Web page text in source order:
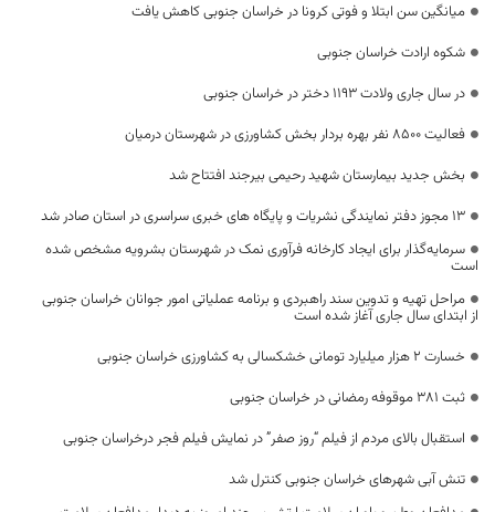
میانگین سن ابتلا و فوتی کرونا در خراسان جنوبی کاهش یافت
شکوه ارادت خراسان جنوبی
در سال جاری ولادت ۱۱۹۳ دختر در خراسان جنوبی
فعالیت 8500 نفر بهره بردار بخش کشاورزی در شهرستان درمیان
بخش جدید بیمارستان شهید رحیمی بیرجند افتتاح شد
13 مجوز دفتر نمایندگی نشریات و پایگاه های خبری سراسری در استان صادر شد
سرمایه‌گذار برای ایجاد کارخانه فرآوری نمک در شهرستان بشرویه مشخص شده
است
مراحل تهیه و تدوین سند راهبردی و برنامه عملیاتی امور جوانان خراسان جنوبی
از ابتدای سال جاری آغاز شده است
خسارت ۲ هزار میلیارد تومانی خشکسالی به کشاورزی خراسان جنوبی
ثبت ۳۸۱ موقوفه رمضانی در خراسان جنوبی
استقبال بالای مردم از فیلم “روز صفر” در نمایش فیلم فجر درخراسان جنوبی
تنش آبی شهرهای خراسان جنوبی کنترل شد